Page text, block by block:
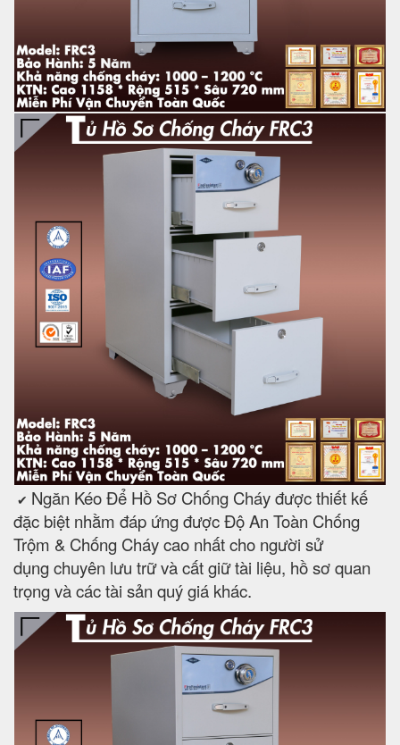
✔ Ngăn Kéo Để Hồ Sơ Chống Cháy được thiết kế
đặc biệt nhằm đáp ứng được Độ An Toàn Chống
Trộm & Chống Cháy cao nhất cho người sử
dụng chuyên lưu trữ và cất giữ tài liệu, hồ sơ quan
trọng và các tài sản quý giá khác.